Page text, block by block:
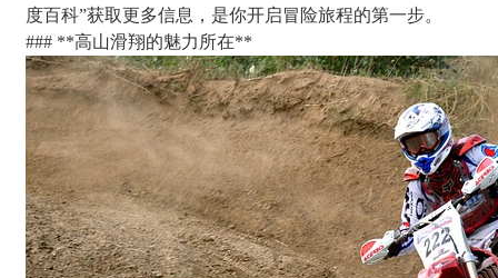
度百科”获取更多信息，是你开启冒险旅程的第一步。
### **高山滑翔的魅力所在**